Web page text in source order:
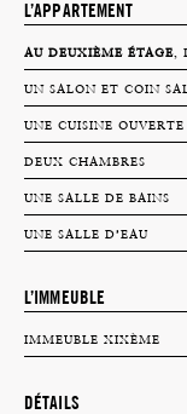
L’APPARTEMENT
AU DEUXIÈME ÉTAGE,
UN SALON ET COIN
UNE CUISINE
DEUX CHAMBRES
UNE SALLE DE BAINS
UNE SALLE D’EAU
L’IMMEUBLE
IMMEUBLE XIXÈME
DÉTAILS